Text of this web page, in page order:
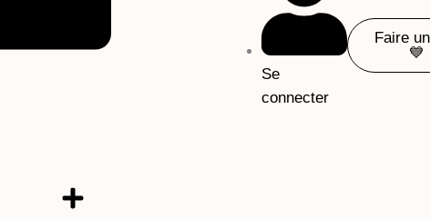
Se
connecter
Faire
💙